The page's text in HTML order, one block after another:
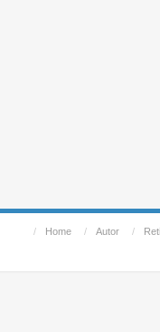
/ Home / Autor /